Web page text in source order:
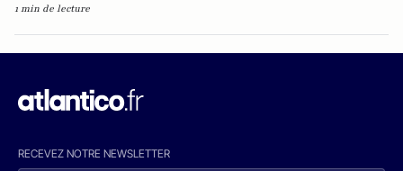
1 min de lecture
RECEVEZ NOTRE NEWSLETTER